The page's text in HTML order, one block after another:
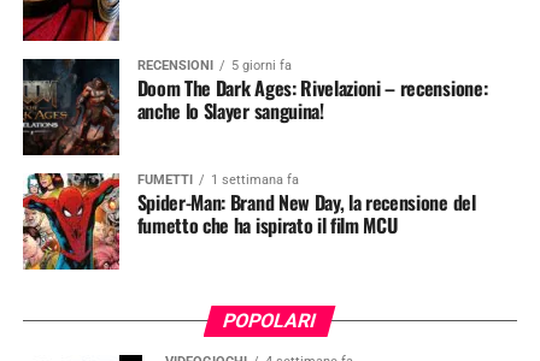
RECENSIONI 5 giorni fa
Doom The Dark Ages: Rivelazioni – recensione:
anche lo Slayer sanguina!
FUMETTI 1 settimana fa
Spider-Man: Brand New Day, la recensione del
fumetto che ha ispirato il film MCU
POPOLARI